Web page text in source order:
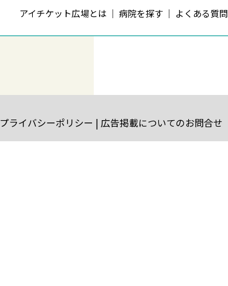
アイチケット広場とは 病院を探す よくある質問
プライバシーポリシー 広告掲載についてのお問合せ